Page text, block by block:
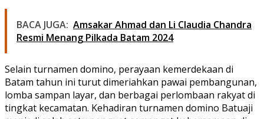
BACA JUGA: Amsakar Ahmad dan Li Claudia Chandra
Resmi Menang Pilkada Batam 2024
Selain turnamen domino, perayaan kemerdekaan di
Batam tahun ini turut dimeriahkan pawai pembangunan,
lomba sampan layar, dan berbagai perlombaan rakyat di
tingkat kecamatan. Kehadiran turnamen domino Batuaji